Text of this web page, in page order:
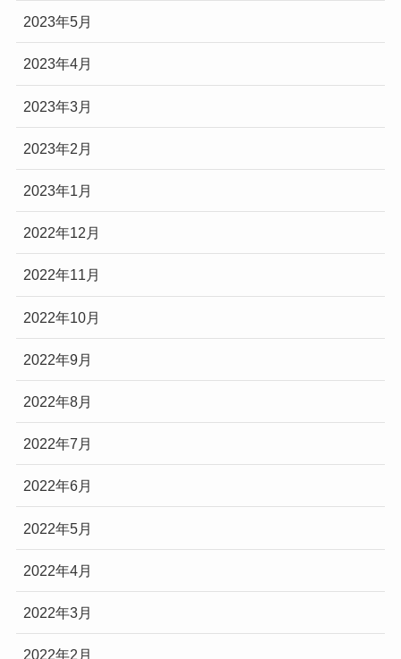
2023年5月
2023年4月
2023年3月
2023年2月
2023年1月
2022年12月
2022年11月
2022年10月
2022年9月
2022年8月
2022年7月
2022年6月
2022年5月
2022年4月
2022年3月
2022年2月